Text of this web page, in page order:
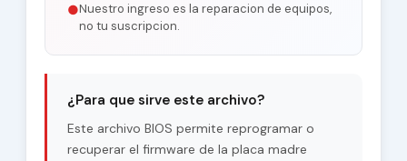
●Nuestro ingreso es la reparacion de equipos,
no tu suscripcion.
¿Para que sirve este archivo?
Este archivo BIOS permite reprogramar o
recuperar el firmware de la placa madre